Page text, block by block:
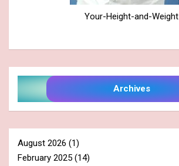
Your-Height-and-Weight
Archives
August 2026 (1)
February 2025 (14)